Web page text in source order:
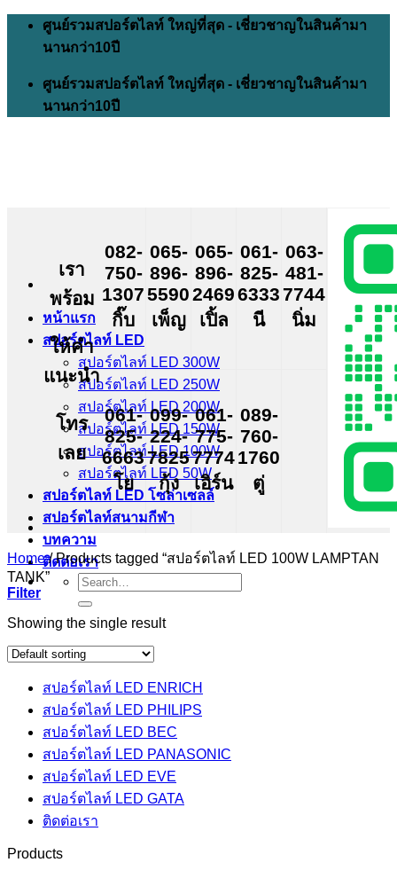
Skip
content
ศูนย์รวมสปอร์ตไลท์ ใหญ่ที่สุด - เชี่ยวชาญในสินค้ามา
นานกว่า10ปี
ศูนย์รวมสปอร์ตไลท์ ใหญ่ที่สุด - เชี่ยวชาญในสินค้ามา
นานกว่า10ปี
หน้าแรก
สปอร์ตไลท์ LED
สปอร์ตไลท์ LED 300W
สปอร์ตไลท์ LED 250W
สปอร์ตไลท์ LED 200W
สปอร์ตไลท์ LED 150W
สปอร์ตไลท์ LED 100W
สปอร์ตไลท์ LED 50W
สปอร์ตไลท์ LED โซล่าเซลล์
สปอร์ตไลท์สนามกีฬา
บทความ
ติดต่อเรา
Search
for:
เรา
พร้อม
ให้คำ
แนะนำ
โทร
เลย
082-
750-
1307
กิ๊บ
065-
896-
5590
เพ็ญ
065-
896-
2469
เปิ้ล
061-
825-
6333
นี
063-
481-
7744
นิ่ม
061-
825-
6663
โย
099-
224-
7825
กุ้ง
061-
775-
7774
เอิร์น
089-
760-
1760
ตู่
Home /Products tagged “สปอร์ตไลท์ LED 100W LAMPTAN
TANK”
Filter
Showing the single result
สปอร์ตไลท์ LED ENRICH
สปอร์ตไลท์ LED PHILIPS
สปอร์ตไลท์ LED BEC
สปอร์ตไลท์ LED PANASONIC
สปอร์ตไลท์ LED EVE
สปอร์ตไลท์ LED GATA
ติดต่อเรา
Products